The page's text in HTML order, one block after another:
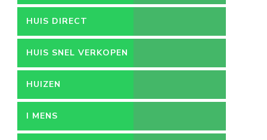
HUIS DIRECT
HUIS SNEL VERKOPEN
HUIZEN
I MENS